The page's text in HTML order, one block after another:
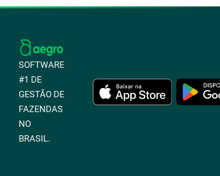
SOFTWARE
#1 DE
GESTÃO DE
FAZENDAS
NO
BRASIL.